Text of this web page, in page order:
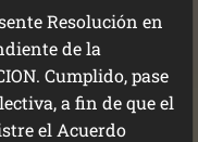
Resolución en
de la
Cumplido, pase
a fin de que el
el Acuerdo